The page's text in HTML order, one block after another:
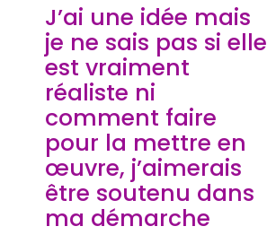
J’ai une idée mais
je ne sais pas si elle
est vraiment
réaliste ni
comment faire
pour la mettre en
œuvre, j’aimerais
être soutenu dans
ma démarche